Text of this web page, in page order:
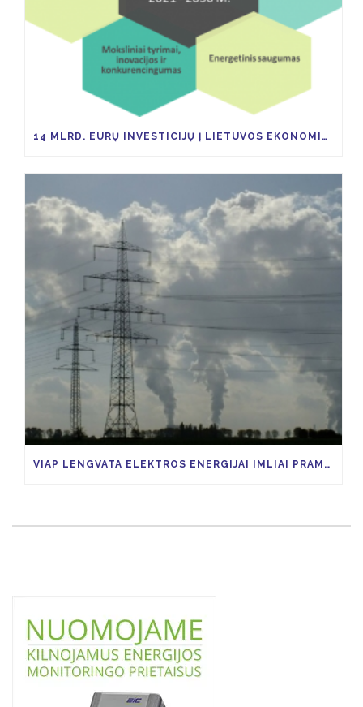
14 MLRD. EURŲ INVESTICIJŲ Į LIETUVOS EKONOMIKĄ TAM KAD IKI 2030 M. ŠESD SUMAŽĖTŲ 9 PROC.
VIAP LENGVATA ELEKTROS ENERGIJAI IMLIAI PRAMONEI